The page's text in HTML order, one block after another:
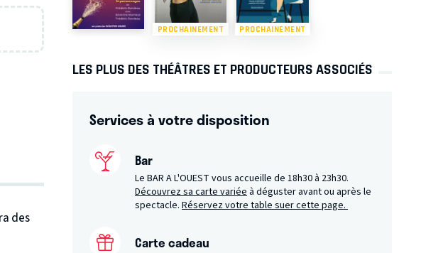
des
PROCHAINEMENT PROCHAINEMENT
LES PLUS DES THÉÂTRES ET PRODUCTEURS ASSOCIÉS
Services à votre disposition
Bar
Le BAR A L'OUEST vous accueille de 18h30 à 23h30.
Découvrez sa carte variéeà déguster avant ou après le
spectacle. Réservez votre table suer cette page.
Carte cadeau